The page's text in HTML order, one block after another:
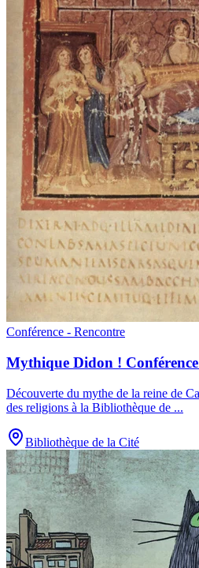
Conférence - Rencontre
Mythique Didon !
Découverte du mythe de la reine de
des religions à la Bibliothèque de ...
Bibliothèque de la Cité